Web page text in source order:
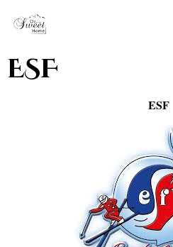
ESF
ESF